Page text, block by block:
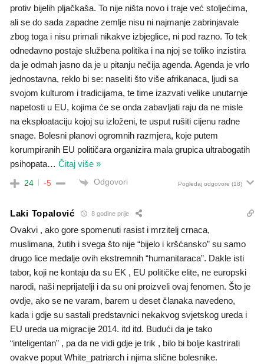
protiv bijelih pljačkaša. To nije ništa novo i traje već stoljećima,
ali se do sada zapadne zemlje nisu ni najmanje zabrinjavale
zbog toga i nisu primali nikakve izbjeglice, ni pod razno. To tek
odnedavno postaje službena politika i na njoj se toliko inzistira
da je odmah jasno da je u pitanju nečija agenda. Agenda je vrlo
jednostavna, reklo bi se: naseliti što više afrikanaca, ljudi sa
svojom kulturom i tradicijama, te time izazvati velike unutarnje
napetosti u EU, kojima će se onda zabavljati raju da ne misle
na eksploataciju kojoj su izloženi, te usput rušiti cijenu radne
snage. Bolesni planovi ogromnih razmjera, koje putem
korumpiranih EU političara organizira mala grupica ultrabogatih
psihopata… Čitaj više »
24 -5 Odgovori Pogledaj odgovore (18)
Laki Topalović 8 godine prije
Ovakvi , ako gore spomenuti rasist i mrzitelj crnaca,
muslimana, žutih i svega što nije “bijelo i kršćansko” su samo
drugo lice medalje ovih ekstremnih “humanitaraca”. Dakle isti
tabor, koji ne kontaju da su EK , EU političke elite, ne europski
narodi, naši neprijatelji i da su oni proizveli ovaj fenomen. Što je
ovdje, ako se ne varam, barem u deset članaka navedeno,
kada i gdje su sastali predstavnici nekakvog svjetskog ureda i
EU ureda ua migracije 2014. itd itd. Budući da je tako
“inteligentan” , pa da ne vidi gdje je trik , bilo bi bolje kastrirati
ovakve poput White_patriarch i njima slične bolesnike.